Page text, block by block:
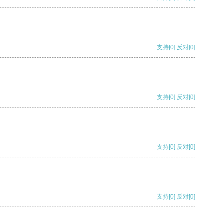
支持[0] 反对[0]
支持[0] 反对[0]
支持[0] 反对[0]
支持[0] 反对[0]